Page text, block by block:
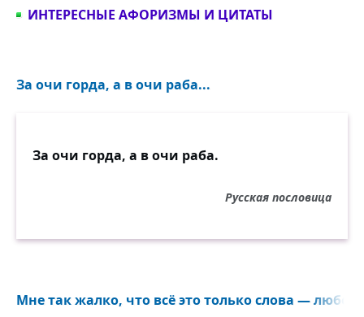
ИНТЕРЕСНЫЕ АФОРИЗМЫ И ЦИТАТЫ
За очи горда, а в очи раба...
За очи горда, а в очи раба.
Русская пословица
Мне так жалко, что всё это только слова —